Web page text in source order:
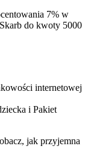
7% w
do kwoty 5000
internetowej
i Pakiet
jak przyjemna